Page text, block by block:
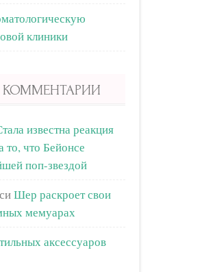
клиники
известна реакция
то, что Бейонсе
поп-звездой
Шер раскроет свои
мемуарах
аксессуаров